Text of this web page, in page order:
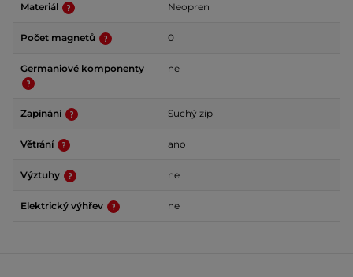
Materiál Neopren
Počet magnetů 0
Germaniové komponenty ne
Zapínání Suchý zip
Větrání ano
Výztuhy ne
Elektrický výhřev ne